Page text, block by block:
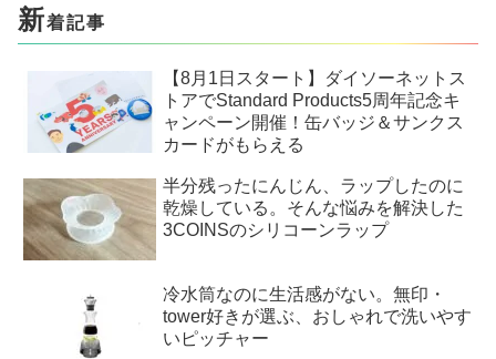
新着記事
【8月1日スタート】ダイソーネットス
トアでStandard Products5周年記念キ
ャンペーン開催！缶バッジ＆サンクス
カードがもらえる
半分残ったにんじん、ラップしたのに
乾燥している。そんな悩みを解決した
3COINSのシリコーンラップ
冷水筒なのに生活感がない。無印・
tower好きが選ぶ、おしゃれで洗いやす
いピッチャー